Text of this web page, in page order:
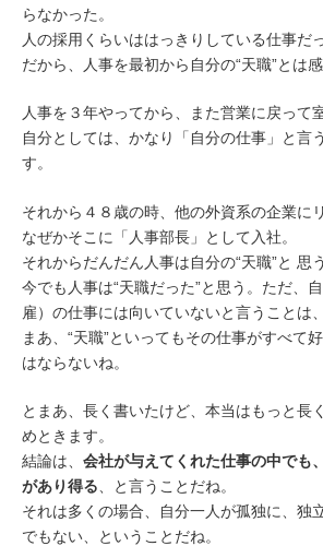
らなかった。
人の採用くらいははっきりしている仕事だ
だから、人事を最初から自分の“天職”とは感
人事を３年やってから、また営業に戻って
自分としては、かなり「自分の仕事」と言
す。
それから４８歳の時、他の外資系の企業に
なぜかそこに「人事部長」として入社。
それからだんだん人事は自分の“天職”と 思
今でも人事は“天職だった”と思う。ただ、
雇）の仕事には向いていないと言うことは
まあ、“天職”といってもその仕事がすべて
はならないね。
とまあ、長く書いたけど、本当はもっと
めときます。
結論は、 会社が与えてくれた仕事の中でも
があり得る 、と言うことだね。
それは多くの場合、自分一人が孤独に、独
でもない、ということだね。